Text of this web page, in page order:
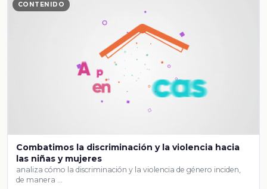
CONTENIDO
Combatimos la discriminación y la violencia hacia
las niñas y mujeres
analiza cómo la discriminación y la violencia de género inciden,
de manera …